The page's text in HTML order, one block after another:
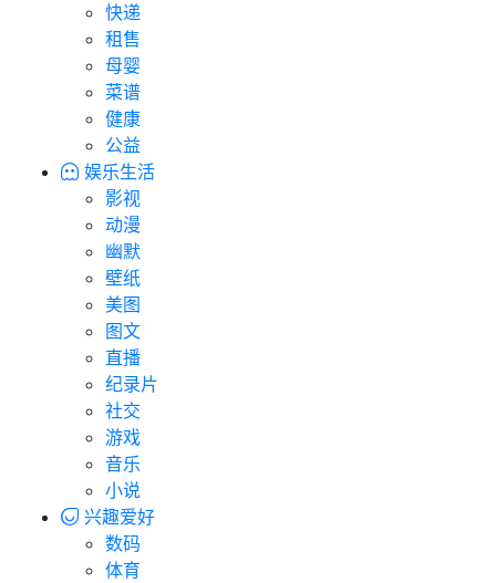
快递
租售
母婴
菜谱
健康
公益
娱乐生活
影视
动漫
幽默
壁纸
美图
图文
直播
纪录片
社交
游戏
音乐
小说
兴趣爱好
数码
体育